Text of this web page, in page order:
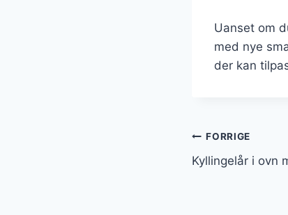
Uanset om
med nye
der kan
FORRIGE
Kyllingelår i ovn